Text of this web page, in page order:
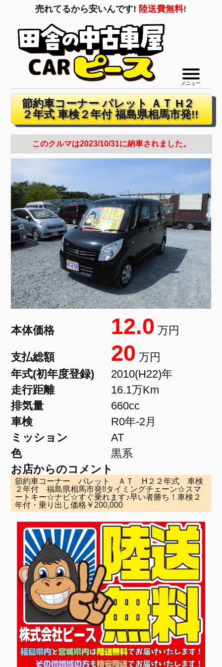
売れてるから安いんです! 陸送費無料!
メニュー
節約車コーナー パレット ＡＴ H２
２年式 車検２年付 福島県相馬市発!!
このクルマは2023/10/31に納車されました。
本体価格 12.0 万円
支払総額 20 万円
年式(初年度登録)
2010(H22)年
走行距離
16.1万Km
排気量
660cc
車検
R0年-2月
ミッション
AT
色
黒系
お店からのコメント
節約車コーナー パレット ＡＴ H２２年式 車検
２年付 福島県相馬市発!!タイミングチェーン☆スマ
ートキー☆ナビ☆すぐ乗れます♪早い者勝ち！車検２
年付・乗り出し価格￥200,000